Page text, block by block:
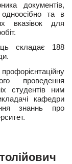
документів,
та в
вказівок для
складає 188
проведення
студентів ним
кафедри
знаннь про